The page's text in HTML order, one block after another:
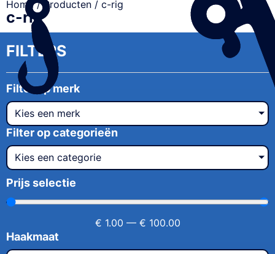
Home/ Producten / c-rig
c-rig
FILTERS
Filter op merk
Kies een merk
Filter op categorieën
Kies een categorie
Prijs selectie
€ 1.00 — € 100.00
Haakmaat